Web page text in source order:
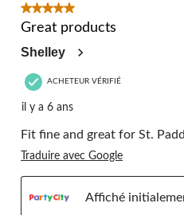
commentaire.
5 étoile(s) sur 5.
Great products
Shelley
ACHETEUR VÉRIFIÉ
il y a 6 ans
Fit fine and great for St.
Traduire avec Google
Affiché